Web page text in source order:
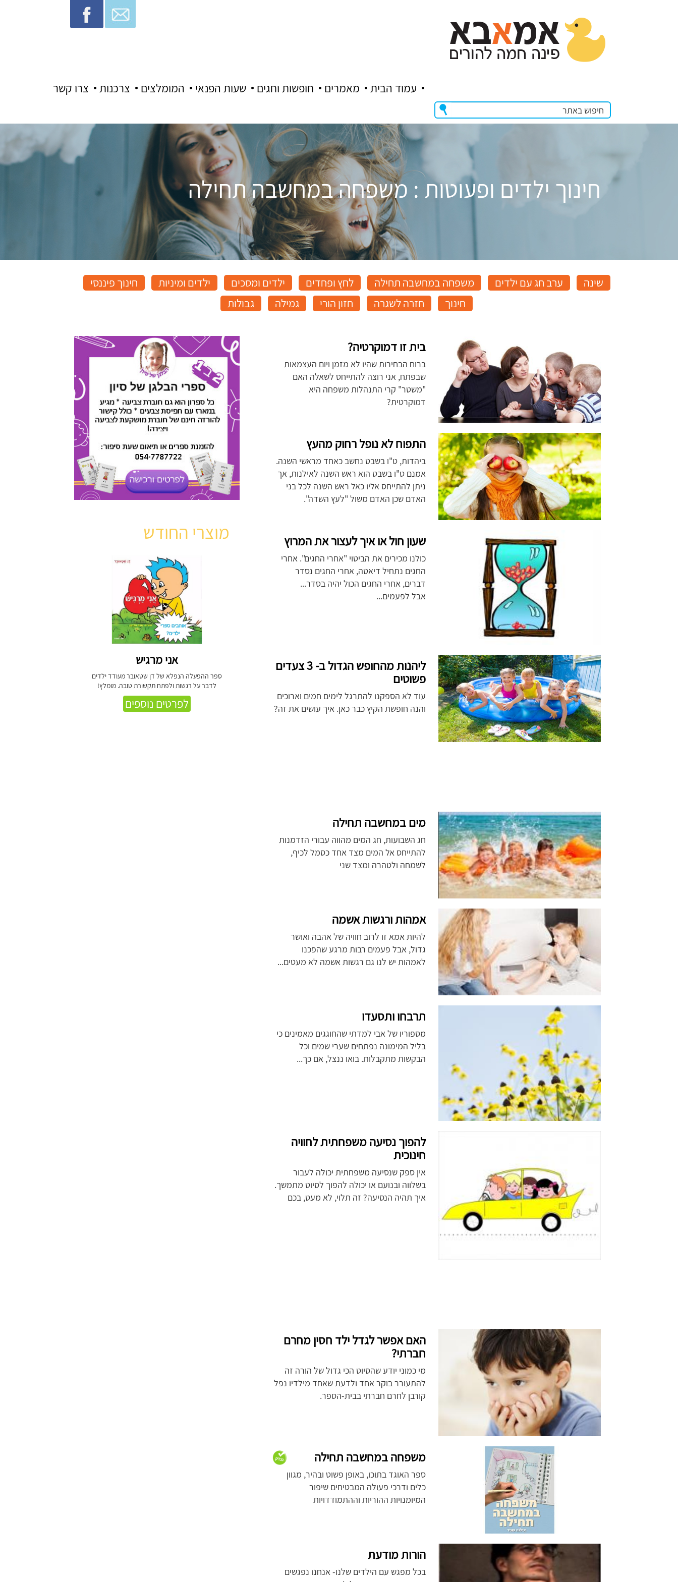
צרו קשר צרכנות המומלצים שעות הפנאי חופשות וחגים מאמרים עמוד הבית
חינוך ילדים ופעוטות : משפחה במחשבה תחילה
שינה ערב חג עם ילדים משפחה במחשבה תחילה לחץ ופחדים ילדים ומסכים ילדים ומיניות
חינוך פיננסי
חינוך
חזרה לשגרה חזון הורי גמילה גבולות
בית זו דמוקרטיה?
ברוח הבחירות שהיו לא מזמן ויום העצמאות
שבפתח, אני רוצה להתייחס לשאלה האם
"משטר" קרי התנהלות משפחה היא
דמוקרטית?
התפוח לא נופל רחוק מהעץ
ביהדות, ט"ו בשבט נחשב כאחד מראשי השנה.
אמנם ט"ו בשבט הוא ראש השנה לאילנות, אך
ניתן להתייחס אליו כאל ראש השנה לכל בני
האדם שכן האדם משול "לעץ השדה".
שעון חול או איך לעצור את המרוץ
כולנו מכירים את הביטוי "אחרי החגים". אחרי
החגים נתחיל דיאטה, אחרי החגים נסדר
דברים, אחרי החגים הכול יהיה בסדר...
אבל לפעמים...
ליהנות מהחופש הגדול ב- 3 צעדים
פשוטים
עוד לא הספקנו להתרגל לימים חמים וארוכים
והנה חופשת הקיץ כבר כאן. איך עושים את זה?
מים במחשבה תחילה
חג השבועות, חג המים מהווה עבורי הזדמנות
להתייחס אל המים מצד אחד כסמל לכיף,
לשמחה ולטהרה ומצד שני
אמהות ורגשות אשמה
להיות אמא זו לרוב חוויה של אהבה ואושר
גדול, אבל פעמים רבות מרגע שהפכנו
לאמהות יש לנו גם רגשות אשמה לא מעטים...
תרבחו ותסעדו
מספוריו של אבי למדתי שהחוגגים מאמינים כי
בליל המימונה נפתחים שערי שמים וכל
הבקשות מתקבלות. בואו ננצל, אם כך...
להפוך נסיעה משפחתית לחוויה
חינוכית
אין ספק שנסיעה משפחתית יכולה לעבור
בשלווה ובנועם או יכולה להפוך לסיוט מתמשך.
איך תהיה הנסיעה? זה תלוי, לא מעט, בכם
האם אפשר לגדל ילד חסין מחרם
חברתי?
מי כמוני יודע שהסיוט הכי גדול של הורה זה
להתעורר בוקר אחד ולדעת שאחד מילדיו נפל
קורבן לחרם חברתי בבית-הספר.
משפחה במחשבה תחילה
ספר האוגד בתוכו, באופן פשוט ובהיר, מגוון
כלים ודרכי פעולה המבטיחים שיפור
המיומנויות ההוריות וההתמודדויות
הורות מודעת
בכל מפגש עם הילדים שלנו- אנחנו נפגשים
מוצרי החודש
אני מרגיש
ספר ההפעלה הנפלא של דן שטאובר מעודד ילדים
לדבר על רגשות ולפתח תקשורת טובה. מומלץ!
לפרטים נוספים